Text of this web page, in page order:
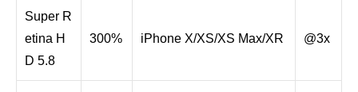
Super R
etina H
D 5.8
300% iPhone X/XS/XS Max/XR @3x